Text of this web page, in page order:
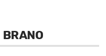
BRANO